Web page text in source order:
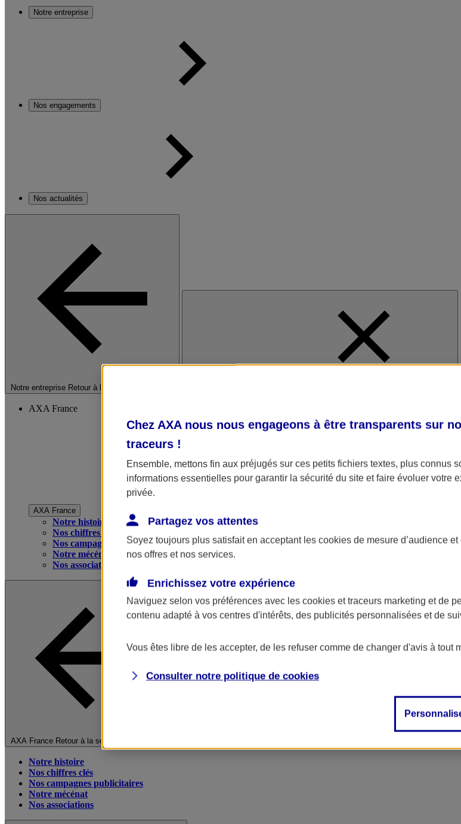
Notre entreprise
Nos engagements
Nos actualités
Notre entreprise Retour à la section précédente
AXA France
AXA France
Notre histoire
Nos chiffres clés
Nos campagnes publicitaires
Notre mécénat
Nos associations
AXA France Retour à la section précédente
Notre histoire
Nos chiffres clés
Nos campagnes publicitaires
Notre mécénat
Nos associations
Chez AXA nous nous engageons à être transparents sur
traceurs !
Ensemble, mettons fin aux préjugés sur ces petits fichiers textes, plus connus
informations essentielles pour garantir la sécurité du site et faire évoluer votre
privée.
Partagez vos attentes
Soyez toujours plus satisfait en acceptant les cookies de mesure d’audience
nos offres et nos services.
Enrichissez votre expérience
Naviguez selon vos préférences avec les cookies et traceurs marketing et de
contenu adapté à vos centres d'intérêts, des publicités personnalisées et de
Vous êtes libre de les accepter, de les refuser comme de changer d'avis à tout
Consulter notre politique de cookies